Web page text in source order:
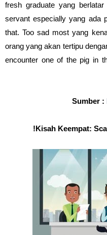
fresh graduate yang
servant especially yang ada
that. Too sad most yang
orang yang akan tertipu
encounter one of the pig in
Sumber :
Kisah Keempat: